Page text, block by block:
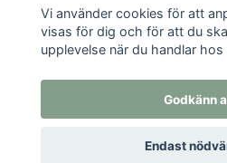
Prenumerera på
Vi använder cookies för att
visas för dig och för att du
upplevelse när du handlar hos
Godkänn
Endast